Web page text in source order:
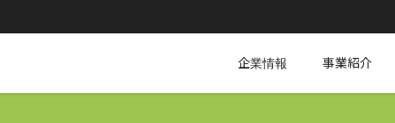
企業情報 事業紹介